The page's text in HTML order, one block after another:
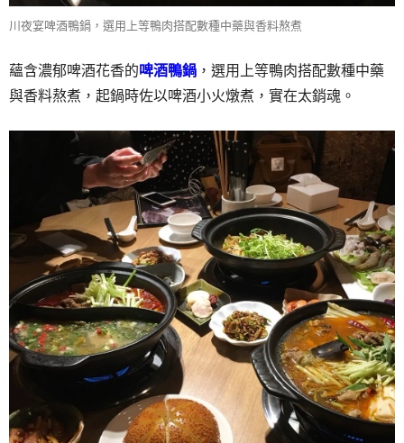
川夜宴啤酒鴨鍋，選用上等鴨肉搭配數種中藥與香料熬煮
蘊含濃郁啤酒花香的啤酒鴨鍋 ，選用上等鴨肉搭配數種中藥
與香料熬煮，起鍋時佐以啤酒小火燉煮，實在太銷魂。